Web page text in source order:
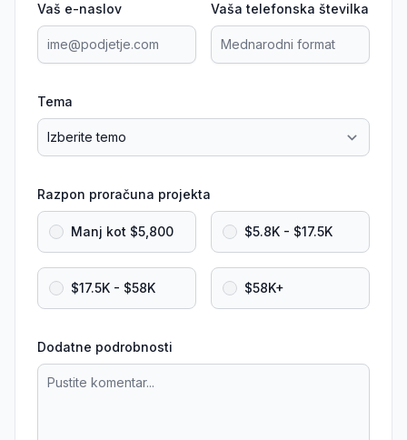
Vaš e-naslov Vaša telefonska številka
Tema
Razpon proračuna projekta
Manj kot $5,800 $5.8K - $17.5K
$17.5K - $58K $58K+
Dodatne podrobnosti